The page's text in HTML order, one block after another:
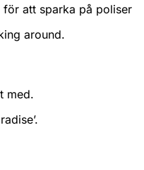
att sparka på poliser
around.
med.